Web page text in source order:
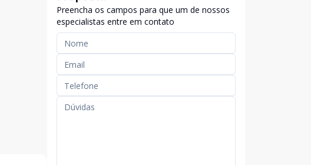
Preencha os campos para que um de nossos
especialistas entre em contato